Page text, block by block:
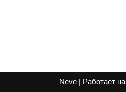
Neve | Работает на